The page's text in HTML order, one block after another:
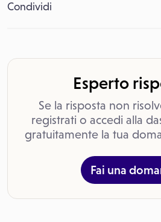
Condividi
Esperto
Se la risposta non
registrati o accedi alla
gratuitamente la tua
Fai una